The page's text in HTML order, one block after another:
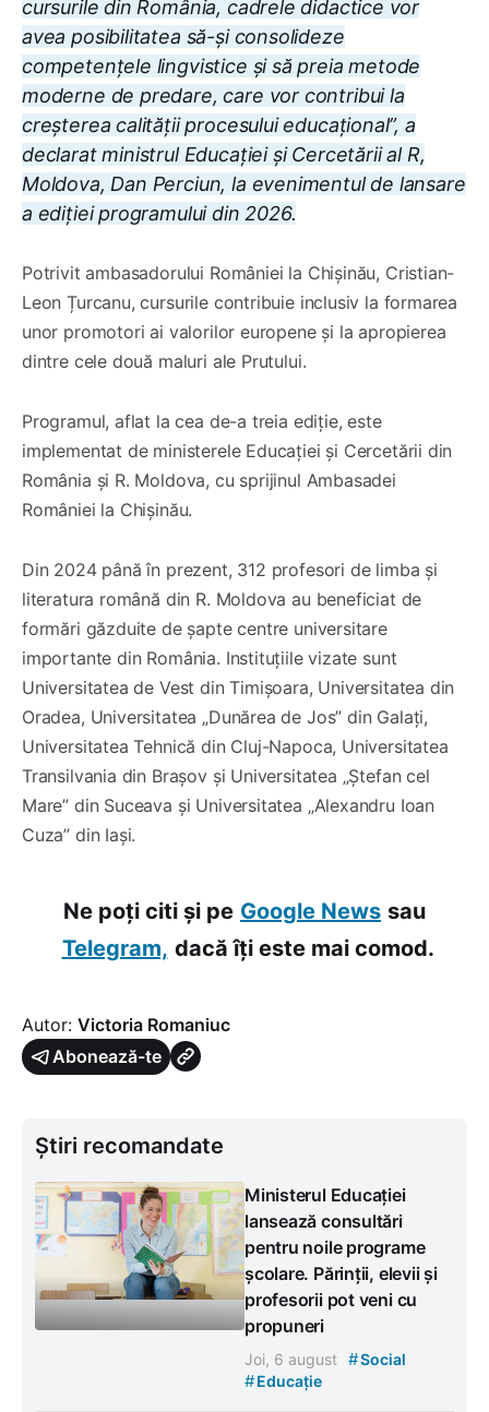
cursurile din România, cadrele didactice vor
avea posibilitatea să-și consolideze
competențele lingvistice și să preia metode
moderne de predare, care vor contribui la
creșterea calității procesului educațional”, a
declarat ministrul Educației și Cercetării al R,
Moldova, Dan Perciun, la evenimentul de lansare
a ediției programului din 2026.
Potrivit ambasadorului României la Chișinău, Cristian-
Leon Țurcanu, cursurile contribuie inclusiv la formarea
unor promotori ai valorilor europene și la apropierea
dintre cele două maluri ale Prutului.
Programul, aflat la cea de-a treia ediție, este
implementat de ministerele Educației și Cercetării din
România și R. Moldova, cu sprijinul Ambasadei
României la Chișinău.
Din 2024 până în prezent, 312 profesori de limba și
literatura română din R. Moldova au beneficiat de
formări găzduite de șapte centre universitare
importante din România. Instituțiile vizate sunt
Universitatea de Vest din Timișoara, Universitatea din
Oradea, Universitatea „Dunărea de Jos” din Galați,
Universitatea Tehnică din Cluj-Napoca, Universitatea
Transilvania din Brașov și Universitatea „Ștefan cel
Mare” din Suceava și Universitatea „Alexandru Ioan
Cuza” din Iași.
Ne poți citi și pe Google News sau
Telegram, dacă îți este mai comod.
Autor: Victoria Romaniuc
Abonează-te
Știri recomandate
Ministerul Educației
lansează consultări
pentru noile programe
școlare. Părinții, elevii și
profesorii pot veni cu
propuneri
Joi, 6 august #Social
#Educație